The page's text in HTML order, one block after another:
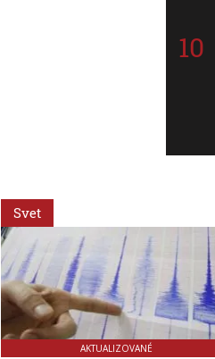
Svet
AKTUALIZOVANÉ